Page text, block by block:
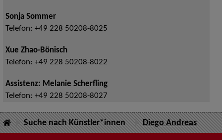
Sonja Sommer
Telefon: +49 228 50208-8025
Xue Zhao-Bönisch
Telefon: +49 228 50208-8022
Assistenz: Melanie Scherfling
Telefon: +49 228 50208-8027
Suche nach Künstler*innen Diego Andreas